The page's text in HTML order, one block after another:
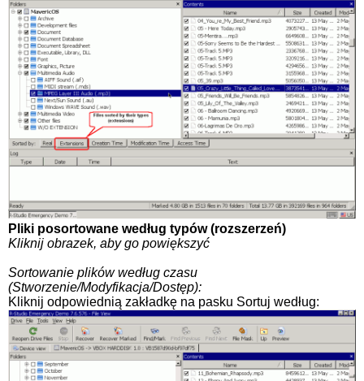
Pliki posortowane według typów (rozszerzeń)
Kliknij obrazek, aby go powiększyć
Sortowanie plików według czasu
(Stworzenie/Modyfikacja/Dostęp):
Kliknij odpowiednią zakładkę na pasku Sortuj według: